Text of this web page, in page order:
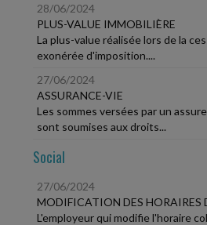
28/06/2024
PLUS-VALUE IMMOBILIÈRE
La plus-value réalisée lors de la
exonérée d'imposition....
27/06/2024
ASSURANCE-VIE
Les sommes versées par un
sont soumises aux droits...
Social
27/06/2024
MODIFICATION DES HORAIRES
L'employeur qui modifie l'horaire